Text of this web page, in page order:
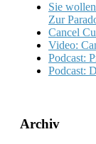
Sie
Zur
Cancel
Video:
Podcast:
Podcast:
Archiv